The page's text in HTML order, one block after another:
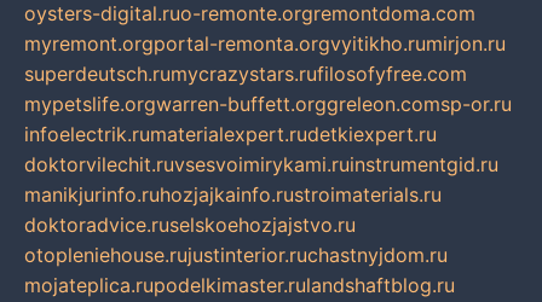
oysters-digital.ruo-remonte.orgremontdoma.com
myremont.orgportal-remonta.orgvyitikho.rumirjon.ru
superdeutsch.rumycrazystars.rufilosofyfree.com
mypetslife.orgwarren-buffett.orggreleon.comsp-or.ru
infoelectrik.rumaterialexpert.rudetkiexpert.ru
doktorvilechit.ruvsesvoimirykami.ruinstrumentgid.ru
manikjurinfo.ruhozjajkainfo.rustroimaterials.ru
doktoradvice.ruselskoehozjajstvo.ru
otopleniehouse.rujustinterior.ruchastnyjdom.ru
mojateplica.rupodelkimaster.rulandshaftblog.ru